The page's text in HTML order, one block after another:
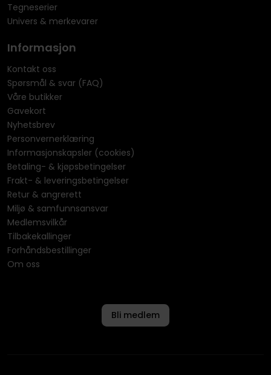
Tegneserier
Univers & merkevarer
Informasjon
Kontakt oss
Spørsmål & svar (FAQ)
Våre butikker
Gavekort
Nyhetsbrev
Personvernerklæring
Informasjonskapsler (cookies)
Betaling- & kjøpsbetingelser
Frakt- & leveringsbetingelser
Retur & angrerett
Miljø & samfunnsansvar
Medlemsvilkår
Tilbakekallinger
Forhåndsbestillinger
Om oss
Bli medlem